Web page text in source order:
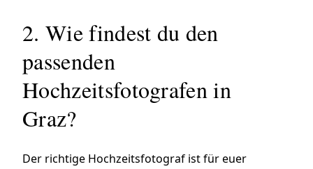
2. Wie findest du den
passenden
Hochzeitsfotografen in
Graz?
Der richtige Hochzeitsfotograf ist für euer